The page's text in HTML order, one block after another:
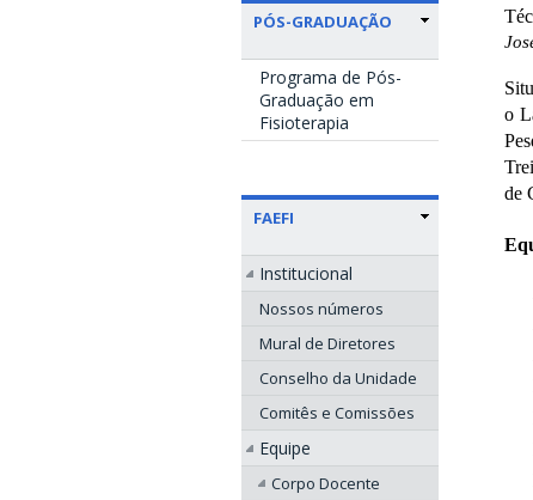
PÓS-GRADUAÇÃO
Programa de Pós-
Graduação em
Fisioterapia
FAEFI
Institucional
Nossos números
Mural de Diretores
Conselho da Unidade
Comitês e Comissões
Equipe
Corpo Docente
o
de